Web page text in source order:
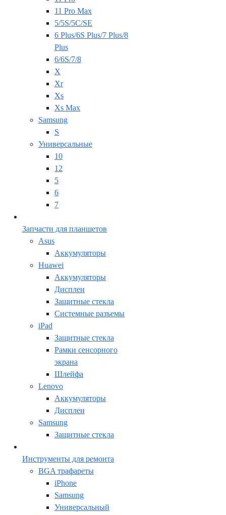
11 Pro Max
5/5S/5C/SE
6 Plus/6S Plus/7 Plus/8
Plus
6/6S/7/8
X
Xr
Xs
Xs Max
Samsung
S
Универсальные
10
12
5
6
7
Запчасти для планшетов
Asus
Аккумуляторы
Huawei
Аккумуляторы
Дисплеи
Защитные стекла
Системные разъемы
iPad
Защитные стекла
Рамки сенсорного
экрана
Шлейфа
Lenovo
Аккумуляторы
Дисплеи
Samsung
Защитные стекла
Инструменты для ремонта
BGA трафареты
iPhone
Samsung
Универсальный